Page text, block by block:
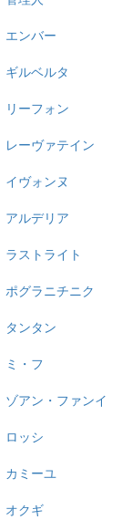
エンバー
ギルベルタ
リーフォン
レーヴァテイン
イヴォンヌ
アルデリア
ラストライト
ポグラニチニク
タンタン
ミ・フ
ゾアン・ファンイ
ロッシ
カミーユ
オクギ